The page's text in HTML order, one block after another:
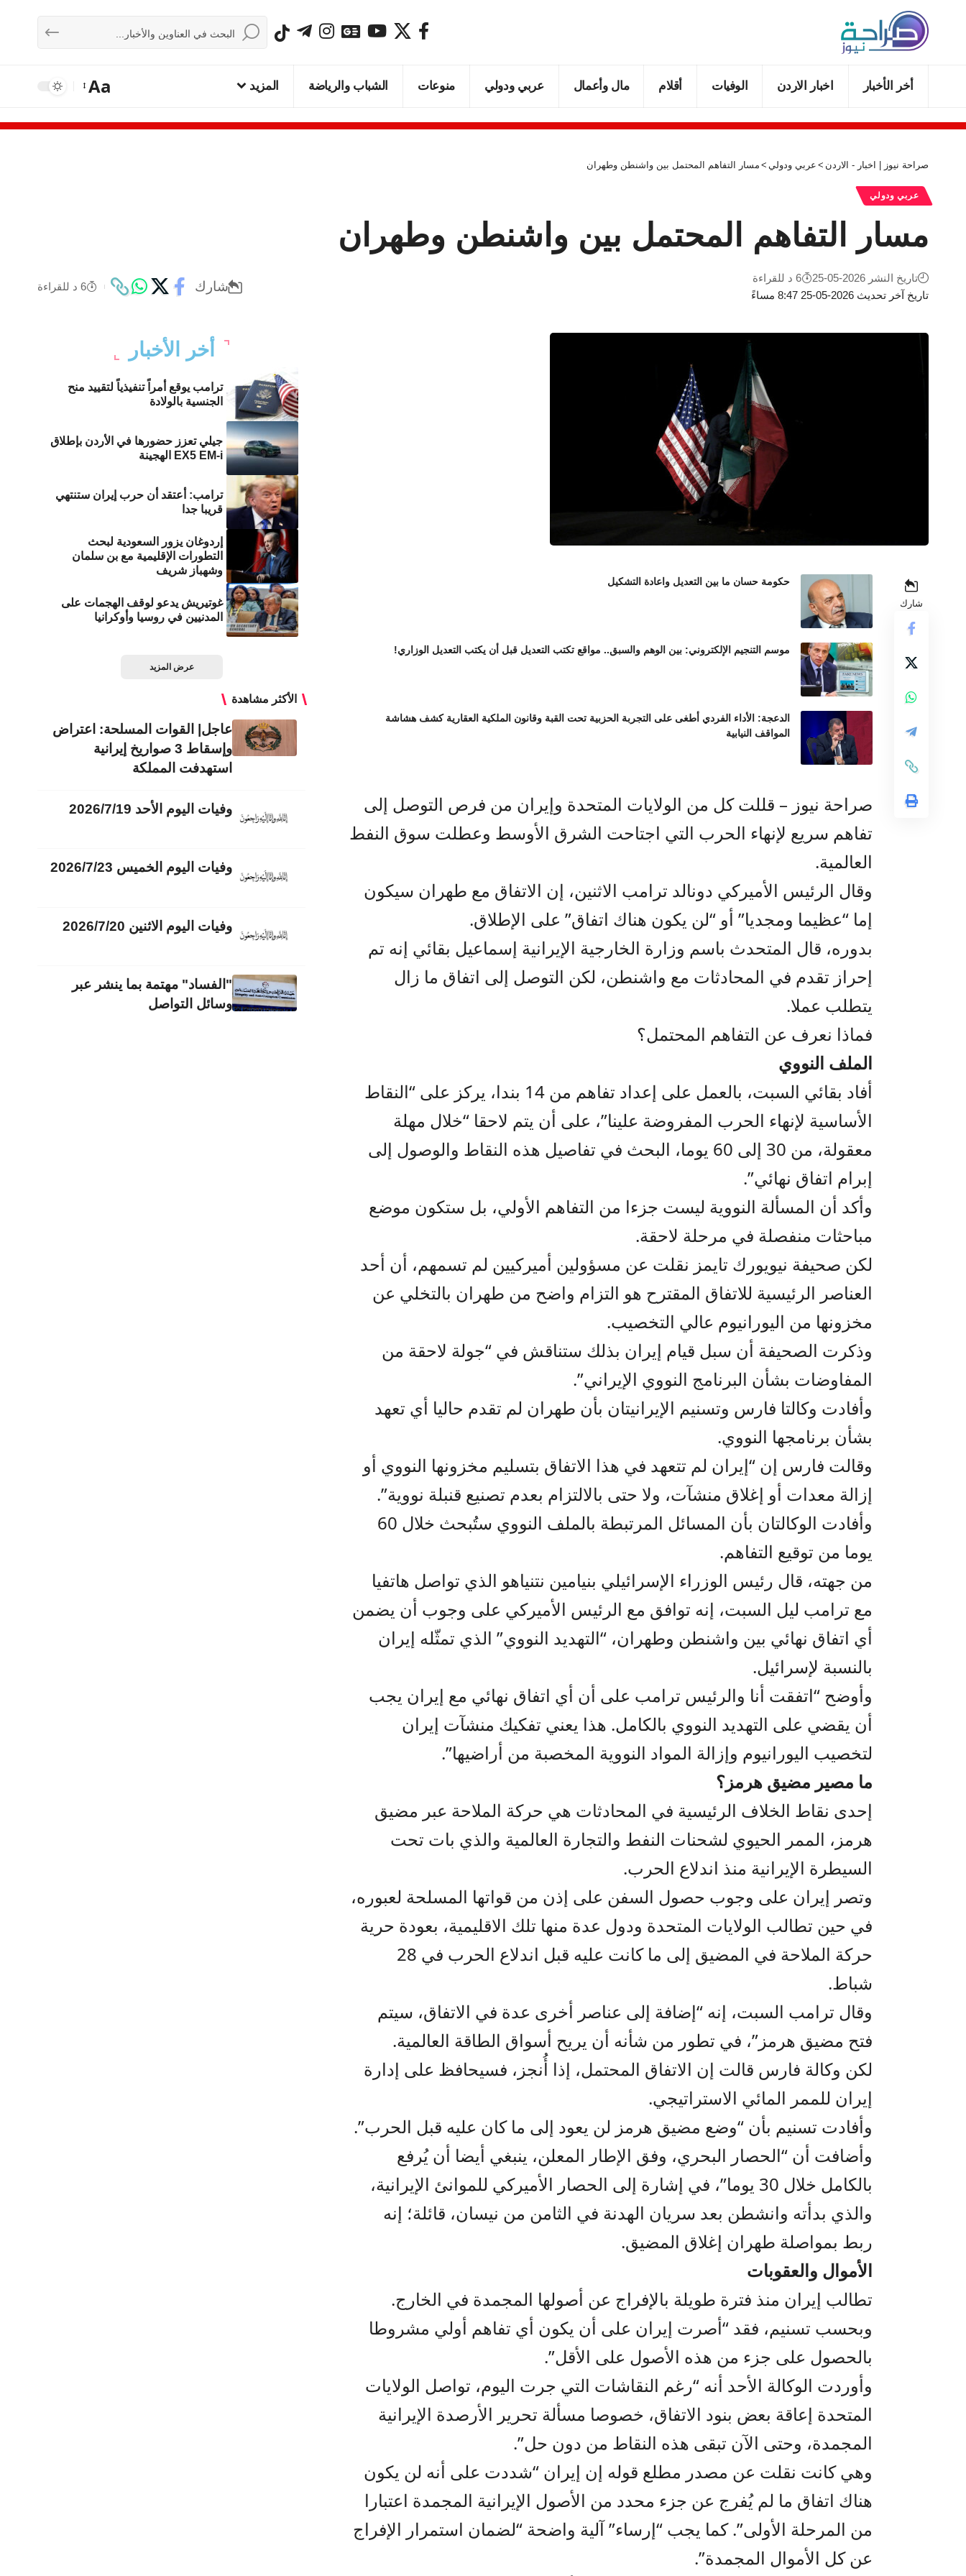
أخر الأخبار اخبار الاردن الوفيات أقلام مال وأعمال عربي ودولي منوعات الشباب والرياضة المزيد Aa
صراحة نيوز | اخبار - الاردن > عربي ودولي > مسار التفاهم المحتمل بين واشنطن وطهران
عربي ودولي
مسار التفاهم المحتمل بين واشنطن وطهران
تاريخ آخر تحديث 2026-05-25 8:47 مساءً
تاريخ النشر 2026-05-25 6 د للقراءة
شارك 6 د للقراءة
شارك
حكومة حسان ما بين التعديل واعادة التشكيل
موسم التنجيم الإلكتروني: بين الوهم والسبق.. مواقع تكتب التعديل قبل أن يكتب التعديل الوزاري!
الدعجة: الأداء الفردي أطغى على التجربة الحزبية تحت القبة وقانون الملكية العقارية كشف هشاشة
المواقف النيابية
صراحة نيوز – قللت كل من الولايات المتحدة وإيران من فرص التوصل إلى
تفاهم سريع لإنهاء الحرب التي اجتاحت الشرق الأوسط وعطلت سوق النفط
العالمية.
وقال الرئيس الأميركي دونالد ترامب الاثنين، إن الاتفاق مع طهران سيكون
إما “عظيما ومجديا” أو “لن يكون هناك اتفاق” على الإطلاق.
بدوره، قال المتحدث باسم وزارة الخارجية الإيرانية إسماعيل بقائي إنه تم
إحراز تقدم في المحادثات مع واشنطن، لكن التوصل إلى اتفاق ما زال
يتطلب عملا.
فماذا نعرف عن التفاهم المحتمل؟
الملف النووي
أفاد بقائي السبت، بالعمل على إعداد تفاهم من 14 بندا، يركز على “النقاط
الأساسية لإنهاء الحرب المفروضة علينا”، على أن يتم لاحقا “خلال مهلة
معقولة، من 30 إلى 60 يوما، البحث في تفاصيل هذه النقاط والوصول إلى
إبرام اتفاق نهائي”.
وأكد أن المسألة النووية ليست جزءا من التفاهم الأولي، بل ستكون موضع
مباحثات منفصلة في مرحلة لاحقة.
لكن صحيفة نيويورك تايمز نقلت عن مسؤولين أميركيين لم تسمهم، أن أحد
العناصر الرئيسية للاتفاق المقترح هو التزام واضح من طهران بالتخلي عن
مخزونها من اليورانيوم عالي التخصيب.
وذكرت الصحيفة أن سبل قيام إيران بذلك ستناقش في “جولة لاحقة من
المفاوضات بشأن البرنامج النووي الإيراني”.
وأفادت وكالتا فارس وتسنيم الإيرانيتان بأن طهران لم تقدم حاليا أي تعهد
بشأن برنامجها النووي.
وقالت فارس إن “إيران لم تتعهد في هذا الاتفاق بتسليم مخزونها النووي أو
إزالة معدات أو إغلاق منشآت، ولا حتى بالالتزام بعدم تصنيع قنبلة نووية”.
وأفادت الوكالتان بأن المسائل المرتبطة بالملف النووي ستُبحث خلال 60
يوما من توقيع التفاهم.
من جهته، قال رئيس الوزراء الإسرائيلي بنيامين نتنياهو الذي تواصل هاتفيا
مع ترامب ليل السبت، إنه توافق مع الرئيس الأميركي على وجوب أن يضمن
أي اتفاق نهائي بين واشنطن وطهران، “التهديد النووي” الذي تمثّله إيران
بالنسبة لإسرائيل.
وأوضح “اتفقت أنا والرئيس ترامب على أن أي اتفاق نهائي مع إيران يجب
أن يقضي على التهديد النووي بالكامل. هذا يعني تفكيك منشآت إيران
لتخصيب اليورانيوم وإزالة المواد النووية المخصبة من أراضيها”.
ما مصير مضيق هرمز؟
إحدى نقاط الخلاف الرئيسية في المحادثات هي حركة الملاحة عبر مضيق
هرمز، الممر الحيوي لشحنات النفط والتجارة العالمية والذي بات تحت
السيطرة الإيرانية منذ اندلاع الحرب.
وتصر إيران على وجوب حصول السفن على إذن من قواتها المسلحة لعبوره،
في حين تطالب الولايات المتحدة ودول عدة منها تلك الاقليمية، بعودة حرية
حركة الملاحة في المضيق إلى ما كانت عليه قبل اندلاع الحرب في 28
شباط.
وقال ترامب السبت، إنه “إضافة إلى عناصر أخرى عدة في الاتفاق، سيتم
فتح مضيق هرمز”، في تطور من شأنه أن يريح أسواق الطاقة العالمية.
لكن وكالة فارس قالت إن الاتفاق المحتمل، إذا أُنجز، فسيحافظ على إدارة
إيران للممر المائي الاستراتيجي.
وأفادت تسنيم بأن “وضع مضيق هرمز لن يعود إلى ما كان عليه قبل الحرب”.
وأضافت أن “الحصار البحري، وفق الإطار المعلن، ينبغي أيضا أن يُرفع
بالكامل خلال 30 يوما”، في إشارة إلى الحصار الأميركي للموانئ الإيرانية،
والذي بدأته وانشطن بعد سريان الهدنة في الثامن من نيسان، قائلة؛ إنه
ربط بمواصلة طهران إغلاق المضيق.
الأموال والعقوبات
تطالب إيران منذ فترة طويلة بالإفراج عن أصولها المجمدة في الخارج.
وبحسب تسنيم، فقد “أصرت إيران على أن يكون أي تفاهم أولي مشروطا
بالحصول على جزء من هذه الأصول على الأقل”.
وأوردت الوكالة الأحد أنه “رغم النقاشات التي جرت اليوم، تواصل الولايات
المتحدة إعاقة بعض بنود الاتفاق، خصوصا مسألة تحرير الأرصدة الإيرانية
المجمدة، وحتى الآن تبقى هذه النقاط من دون حل”.
وهي كانت نقلت عن مصدر مطلع قوله إن إيران “شددت على أنه لن يكون
هناك اتفاق ما لم يُفرج عن جزء محدد من الأصول الإيرانية المجمدة اعتبارا
من المرحلة الأولى”. كما يجب “إرساء” آلية واضحة “لضمان استمرار الإفراج
عن كل الأموال المجمدة”.
أخر الأخبار
ترامب يوقع أمراً تنفيذياً لتقييد منح
الجنسية بالولادة
جيلي تعزز حضورها في الأردن بإطلاق
EX5 EM-i الهجينة
ترامب: أعتقد أن حرب إيران ستنتهي
قريبا جدا
إردوغان يزور السعودية لبحث
التطورات الإقليمية مع بن سلمان
وشهباز شريف
غوتيريش يدعو لوقف الهجمات على
المدنيين في روسيا وأوكرانيا
عرض المزيد
الأكثر مشاهدة
عاجل| القوات المسلحة: اعتراض
وإسقاط 3 صواريخ إيرانية
استهدفت المملكة
وفيات اليوم الأحد 2026/7/19
وفيات اليوم الخميس 2026/7/23
وفيات اليوم الاثنين 2026/7/20
"الفساد" مهتمة بما ينشر عبر
وسائل التواصل